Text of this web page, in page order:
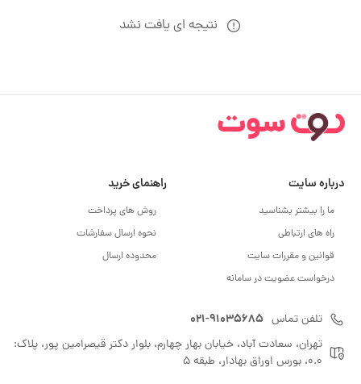
نتیجه ای یافت نشد
درباره سایت
ما را بیشتر بشناسید
راه های ارتباطی
قوانین و مقررات سایت
درخواست عضویت در سامانه
راهنمای خرید
روش های پرداخت
نحوه ارسال سفارشات
محدوده ارسال
تلفن تماس 021-91035685
تهران، سعادت آباد، خیابان بهار چهارم، بلوار دکتر قیصرامین پور، پلاک:
0.0، بورس اوراق بهادار، طبقه 5